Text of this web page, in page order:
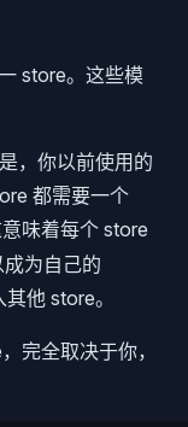
store。这些模
，你以前使用的
都需要一个
味着每个 store
为自己的
他 store。
完全取决于你，